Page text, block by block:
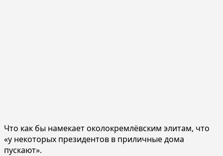
Что как бы намекает околокремлёвским элитам, что
«у некоторых президентов в приличные дома
пускают».